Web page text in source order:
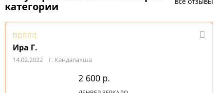
категории
Ира Г.
14.02.2022 г. Кандалакша
2 600 р.